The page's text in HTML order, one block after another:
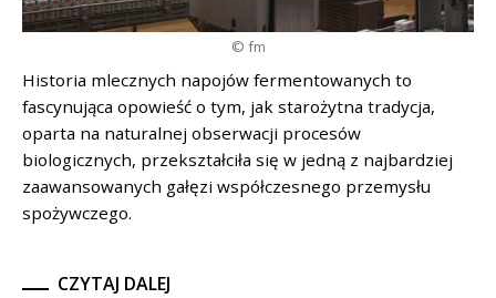
© fm
Historia mlecznych napojów fermentowanych to
fascynująca opowieść o tym, jak starożytna tradycja,
oparta na naturalnej obserwacji procesów
biologicznych, przekształciła się w jedną z najbardziej
zaawansowanych gałęzi współczesnego przemysłu
spożywczego.
CZYTAJ DALEJ